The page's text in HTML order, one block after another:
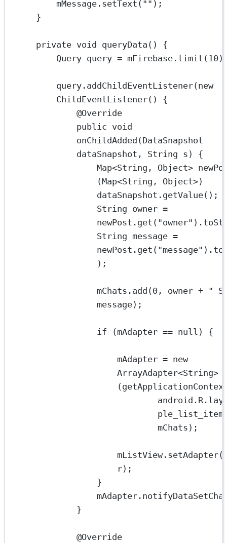
mMessage. setText ( "" );
}
private void queryData () {
Query query = mFirebase. limit ( 10
query. addChildEventListener(new
ChildEventListener() {
@Override
public void
onChildAdded
dataSnapshot , String s ) {
Map<String , Object>
(Map<String, Object>)
dataSnapshot. getValue();
String owner =
newPost. get ( "owner" ).
String message =
newPost. get ( "message" ).
);
mChats. add (0 , owner + "
message);
if (mAdapter == null ) {
mAdapter = new
ArrayAdapter<String>
(
mChats);
mListView. setAdapter
r);
}
mAdapter.
}
@Override